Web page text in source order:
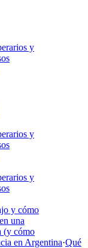
y
y
y
y cómo
una
(y cómo
en Argentina·Qué